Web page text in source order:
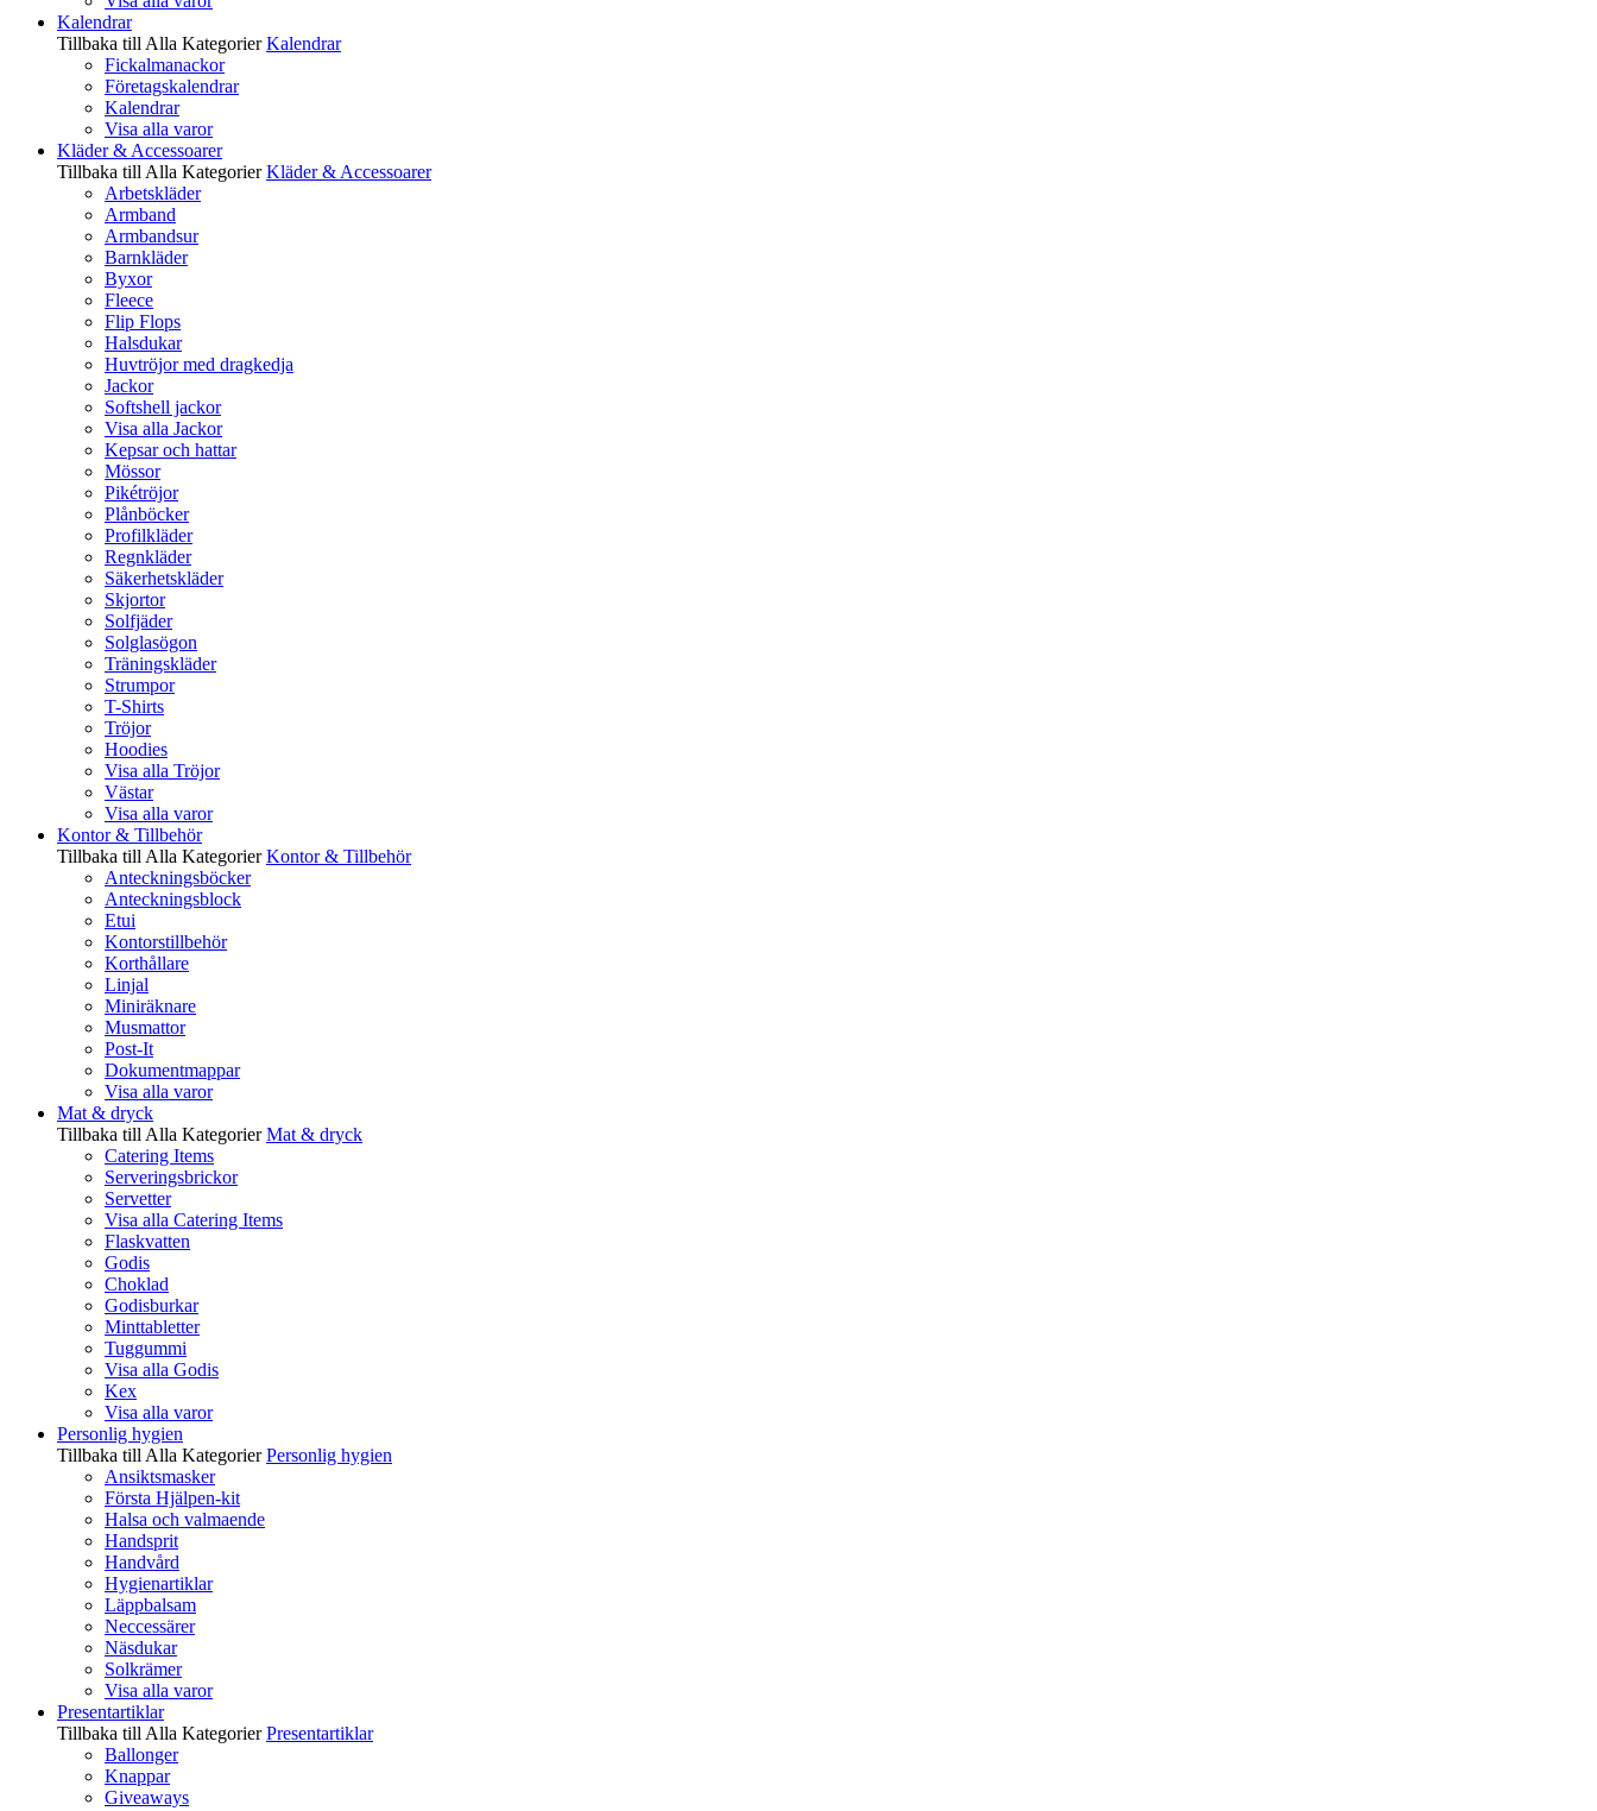
Kalendrar
Tillbaka till Alla Kategorier Kalendrar
Fickalmanackor
Företagskalendrar
Kalendrar
Visa alla varor
Kläder & Accessoarer
Tillbaka till Alla Kategorier Kläder & Accessoarer
Arbetskläder
Armband
Armbandsur
Barnkläder
Byxor
Fleece
Flip Flops
Halsdukar
Huvtröjor med dragkedja
Jackor
Softshell jackor
Visa alla Jackor
Kepsar och hattar
Mössor
Pikétröjor
Plånböcker
Profilkläder
Regnkläder
Säkerhetskläder
Skjortor
Solfjäder
Solglasögon
Träningskläder
Strumpor
T-Shirts
Tröjor
Hoodies
Visa alla Tröjor
Västar
Visa alla varor
Kontor & Tillbehör
Tillbaka till Alla Kategorier Kontor & Tillbehör
Anteckningsböcker
Anteckningsblock
Etui
Kontorstillbehör
Korthållare
Linjal
Miniräknare
Musmattor
Post-It
Dokumentmappar
Visa alla varor
Mat & dryck
Tillbaka till Alla Kategorier Mat & dryck
Catering Items
Serveringsbrickor
Servetter
Visa alla Catering Items
Flaskvatten
Godis
Choklad
Godisburkar
Minttabletter
Tuggummi
Visa alla Godis
Kex
Visa alla varor
Personlig hygien
Tillbaka till Alla Kategorier Personlig hygien
Ansiktsmasker
Första Hjälpen-kit
Halsa och valmaende
Handsprit
Handvård
Hygienartiklar
Läppbalsam
Neccessärer
Näsdukar
Solkrämer
Visa alla varor
Presentartiklar
Tillbaka till Alla Kategorier Presentartiklar
Ballonger
Knappar
Giveaways